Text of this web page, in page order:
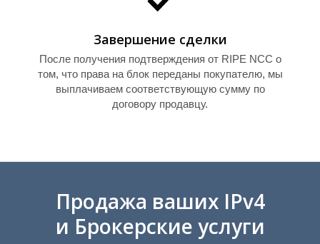
Завершение сделки
После получения подтверждения от RIPE NCC о
том, что права на блок переданы покупателю, мы
выплачиваем соответствующую сумму по
договору продавцу.
Продажа ваших IPv4
и Брокерские услуги